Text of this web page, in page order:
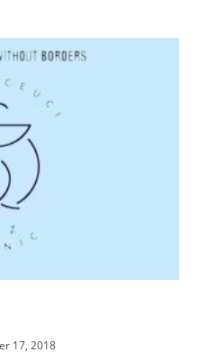
17, 2018